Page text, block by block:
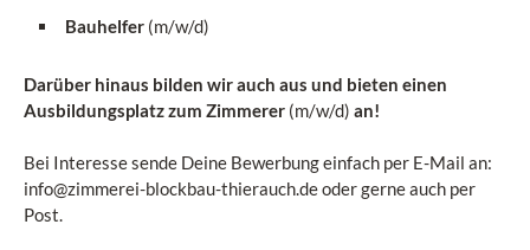
Bauhelfer (m/w/d)
Darüber hinaus bilden wir auch aus und bieten einen
Ausbildungsplatz zum Zimmerer (m/w/d) an!
Bei Interesse sende Deine Bewerbung einfach per E-Mail an:
info@zimmerei-blockbau-thierauch.deoder gerne auch per
Post.